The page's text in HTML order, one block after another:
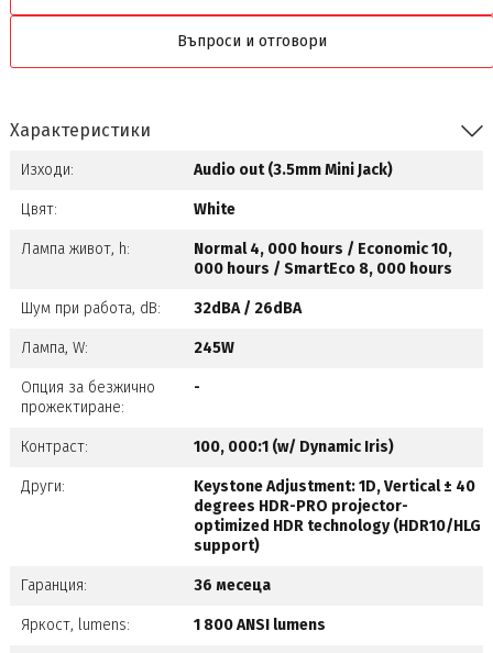
Въпроси и отговори
Характеристики
Изходи: Audio out (3.5mm Mini Jack)
Цвят: White
Лампа живот, h:
Normal 4, 000 hours / Economic 10,
000 hours / SmartEco 8, 000 hours
Шум при работа, dB: 32dBA / 26dBA
Лампа, W: 245W
Опция за безжично
прожектиране:
-
Контраст: 100, 000:1 (w/ Dynamic Iris)
Други:
Keystone Adjustment: 1D, Vertical ± 40
degrees HDR-PRO projector-
optimized HDR technology (HDR10/HLG
support)
Гаранция: 36 месеца
Яркост, lumens: 1 800 ANSI lumens